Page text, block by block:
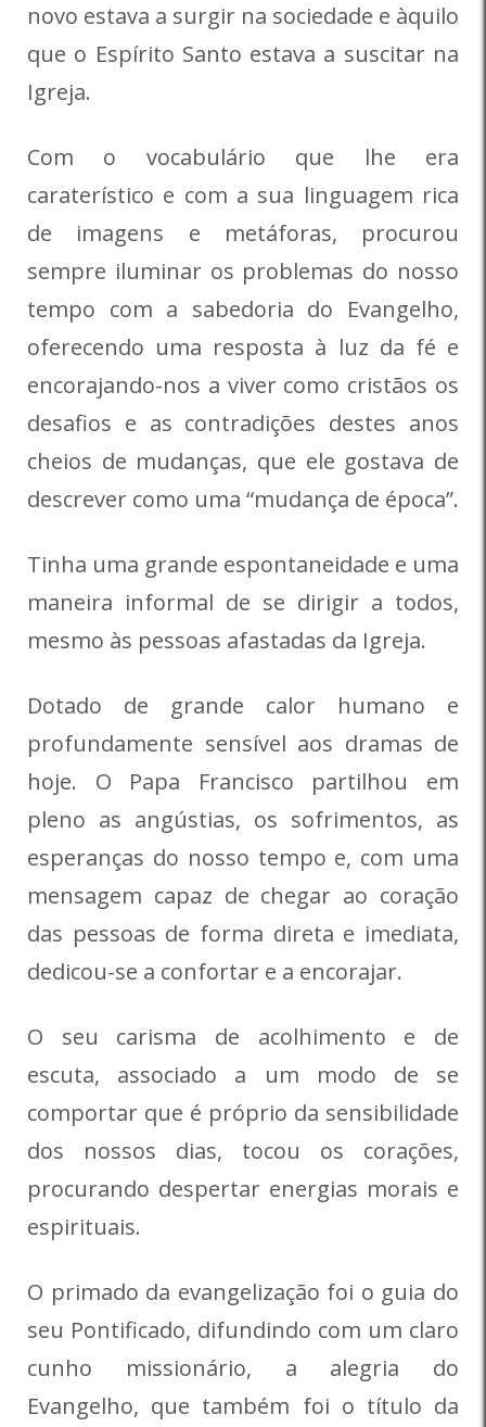
novo estava a surgir na sociedade e àquilo
que o Espírito Santo estava a suscitar na
Igreja.
Com o vocabulário que lhe era
caraterístico e com a sua linguagem rica
de imagens e metáforas, procurou
sempre iluminar os problemas do nosso
tempo com a sabedoria do Evangelho,
oferecendo uma resposta à luz da fé e
encorajando-nos a viver como cristãos os
desafios e as contradições destes anos
cheios de mudanças, que ele gostava de
descrever como uma “mudança de época”.
Tinha uma grande espontaneidade e uma
maneira informal de se dirigir a todos,
mesmo às pessoas afastadas da Igreja.
Dotado de grande calor humano e
profundamente sensível aos dramas de
hoje. O Papa Francisco partilhou em
pleno as angústias, os sofrimentos, as
esperanças do nosso tempo e, com uma
mensagem capaz de chegar ao coração
das pessoas de forma direta e imediata,
dedicou-se a confortar e a encorajar.
O seu carisma de acolhimento e de
escuta, associado a um modo de se
comportar que é próprio da sensibilidade
dos nossos dias, tocou os corações,
procurando despertar energias morais e
espirituais.
O primado da evangelização foi o guia do
seu Pontificado, difundindo com um claro
cunho missionário, a alegria do
Evangelho, que também foi o título da